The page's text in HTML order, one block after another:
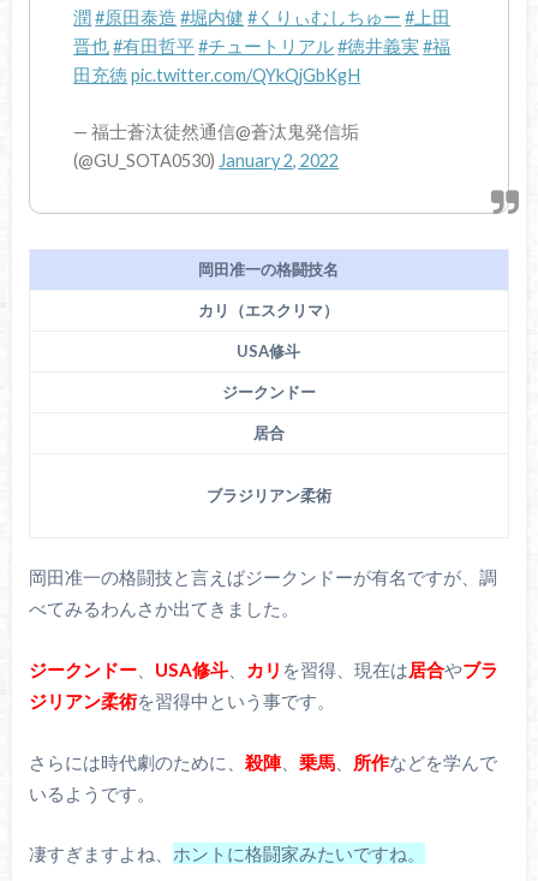
潤 #原田泰造 #堀内健 #くりぃむしちゅー #上田
晋也#有田哲平#チュートリアル#徳井義実 #福
田充徳pic.twitter.com/QYkQjGbKgH
— 福士蒼汰徒然通信@蒼汰鬼発信垢
(@GU_SOTA0530) January 2, 2022
岡田准一の格闘技名
カリ（エスクリマ）
USA修斗
ジークンドー
居合
ブラジリアン柔術
岡田准一の格闘技と言えばジークンドーが有名ですが、調
べてみるわんさか出てきました。
ジークンドー、 USA修斗、 カリ を習得、現在は居合やブラ
ジリアン柔術を習得中という事です。
さらには時代劇のために、 殺陣、 乗馬、 所作などを学んで
いるようです。
凄すぎますよね、 ホントに格闘家みたいですね。